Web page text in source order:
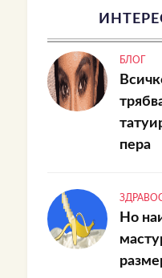
БЛОГ
пера
Но